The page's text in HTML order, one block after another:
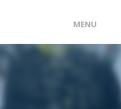
MENU
ENG / 中文